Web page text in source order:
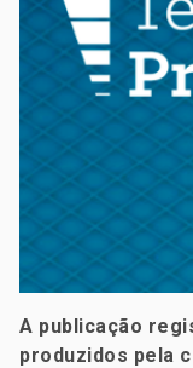
A publicação
produzidos pela